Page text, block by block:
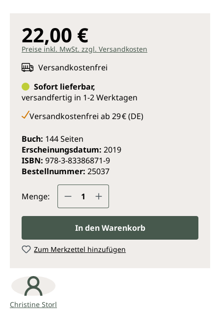
Hausmittel und überlieferte Heilanwendungen, vor.
Persönliche Anekdoten erzählt von Christine Storl,
zeigen wie die Familie die grüne Kraft nutzt und sie
verrät uns die uralten Rezepturen, die sie weiter
Alle praktischen Anwendungen, wie Umschlag,
kann jeder die Storlschen pflanzlichen Verbündeten
22,00 €
Preise inkl. MwSt. zzgl. Versandkosten
Versandkostenfrei
Sofort lieferbar,
versandfertig in 1-2 Werktagen
Versandkostenfrei ab 29 € (DE)
Buch: 144 Seiten
Erscheinungsdatum: 2019
ISBN: 978-3-83386871-9
Bestellnummer: 25037
Menge: Produkt Anzahl: Gib den
In den Warenkorb
Zum Merkzettel hinzufügen
Christine Storl